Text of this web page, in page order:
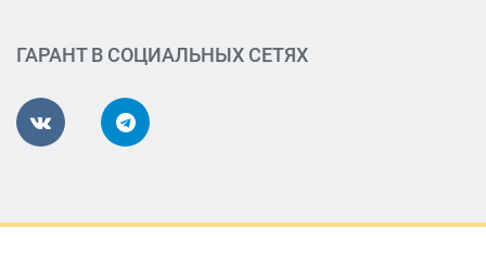
ГАРАНТ В СОЦИАЛЬНЫХ СЕТЯХ